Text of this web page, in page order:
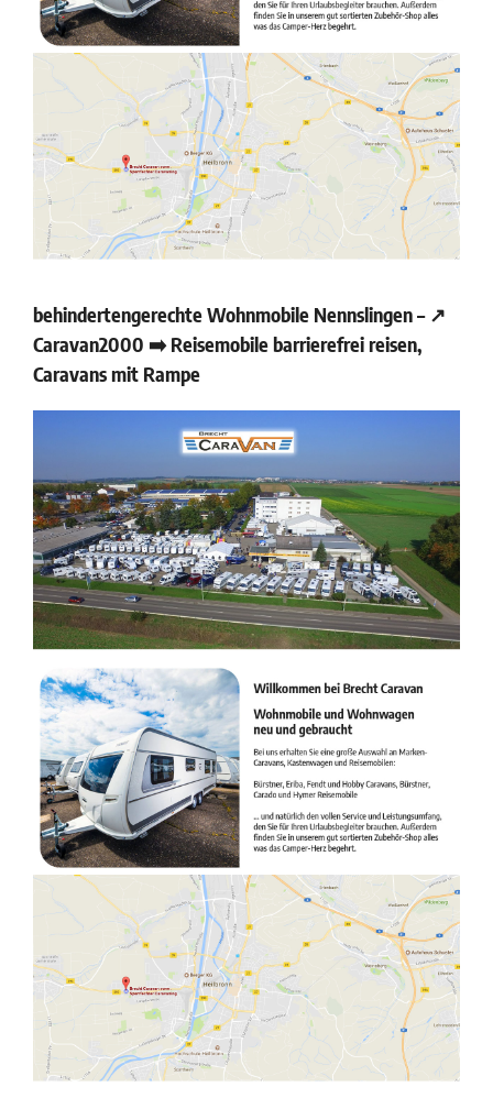
behindertengerechte Wohnmobile Nennslingen – ↗️
Caravan2000 ➡️ Reisemobile barrierefrei reisen,
Caravans mit Rampe